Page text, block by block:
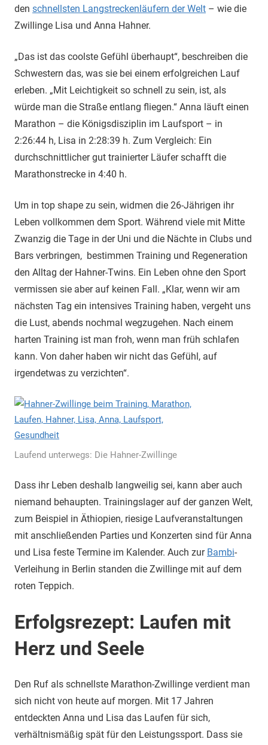
den schnellsten Langstreckenläufern der Welt – wie die
Zwillinge Lisa und Anna Hahner.
„Das ist das coolste Gefühl überhaupt“, beschreiben die
Schwestern das, was sie bei einem erfolgreichen Lauf
erleben. „Mit Leichtigkeit so schnell zu sein, ist, als
würde man die Straße entlang fliegen.“ Anna läuft einen
Marathon – die Königsdisziplin im Laufsport – in
2:26:44 h, Lisa in 2:28:39 h. Zum Vergleich: Ein
durchschnittlicher gut trainierter Läufer schafft die
Marathonstrecke in 4:40 h.
Um in top shape zu sein, widmen die 26-Jährigen ihr
Leben vollkommen dem Sport. Während viele mit Mitte
Zwanzig die Tage in der Uni und die Nächte in Clubs und
Bars verbringen, bestimmen Training und Regeneration
den Alltag der Hahner-Twins. Ein Leben ohne den Sport
vermissen sie aber auf keinen Fall. „Klar, wenn wir am
nächsten Tag ein intensives Training haben, vergeht uns
die Lust, abends nochmal wegzugehen. Nach einem
harten Training ist man froh, wenn man früh schlafen
kann. Von daher haben wir nicht das Gefühl, auf
irgendetwas zu verzichten“.
Laufend unterwegs: Die Hahner-Zwillinge
Dass ihr Leben deshalb langweilig sei, kann aber auch
niemand behaupten. Trainingslager auf der ganzen Welt,
zum Beispiel in Äthiopien, riesige Laufveranstaltungen
mit anschließenden Parties und Konzerten sind für Anna
und Lisa feste Termine im Kalender. Auch zur Bambi-
Verleihung in Berlin standen die Zwillinge mit auf dem
roten Teppich.
Erfolgsrezept: Laufen mit
Herz und Seele
Den Ruf als schnellste Marathon-Zwillinge verdient man
sich nicht von heute auf morgen. Mit 17 Jahren
entdeckten Anna und Lisa das Laufen für sich,
verhältnismäßig spät für den Leistungssport. Dass sie